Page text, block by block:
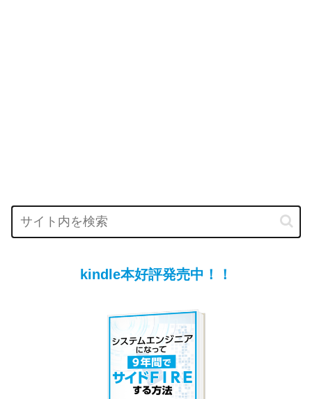
kindle本好評発売中！！